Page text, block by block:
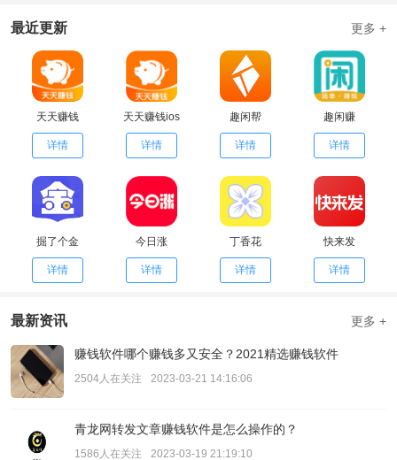
最近更新 更多 +
天天赚钱
详情
天天赚钱ios
详情
趣闲帮
详情
趣闲赚
详情
掘了个金
详情
今日涨
详情
丁香花
详情
快来发
详情
最新资讯 更多 +
赚钱软件哪个赚钱多又安全？2021精选赚钱软件
2504人在关注 2023-03-21 14:16:06
青龙网转发文章赚钱软件是怎么操作的？
1586人在关注 2023-03-19 21:19:10